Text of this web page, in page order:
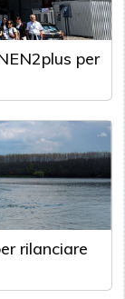
per
rilanciare